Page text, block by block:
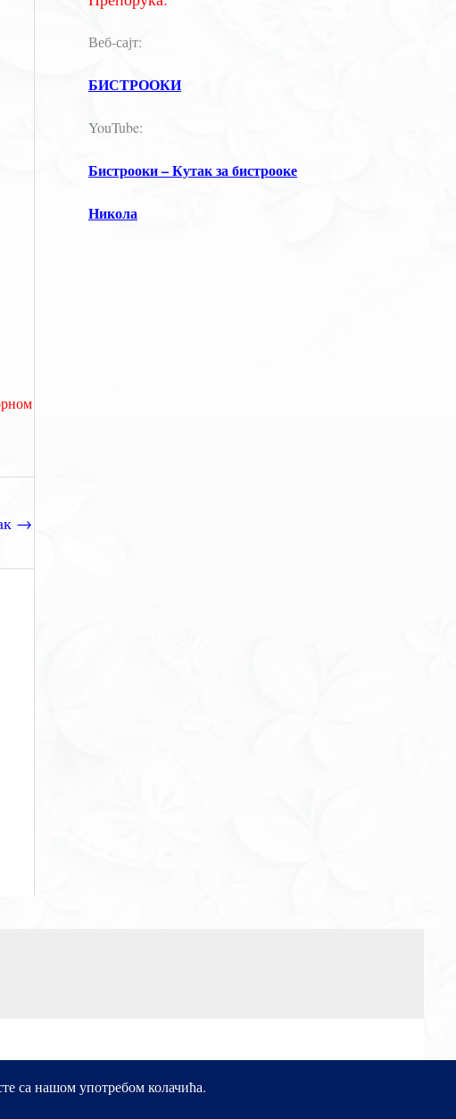
→
Веб-сајт:
БИСТРООКИ
YouTube:
Бистрооки – Кутак за бистрооке
Никола
са нашом употребом колачића.